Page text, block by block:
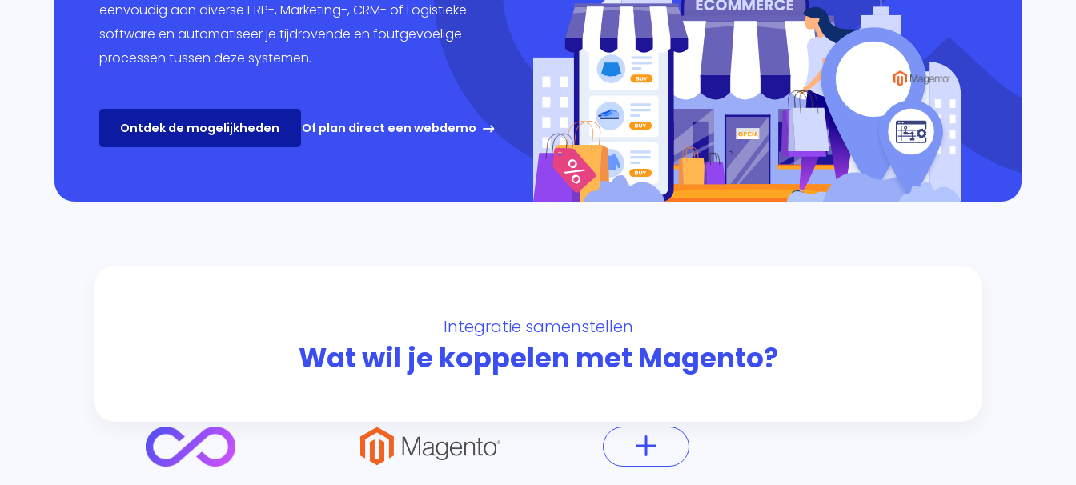
Marketing
eenvoudig aan diverse ERP-, Marketing-, CRM- of Logistieke
software en automatiseer je tijdrovende en foutgevoelige
processen tussen deze systemen.
Ontdek de mogelijkheden Of plan direct een webdemo
Integratie samenstellen
Wat wil je koppelen met Magento?